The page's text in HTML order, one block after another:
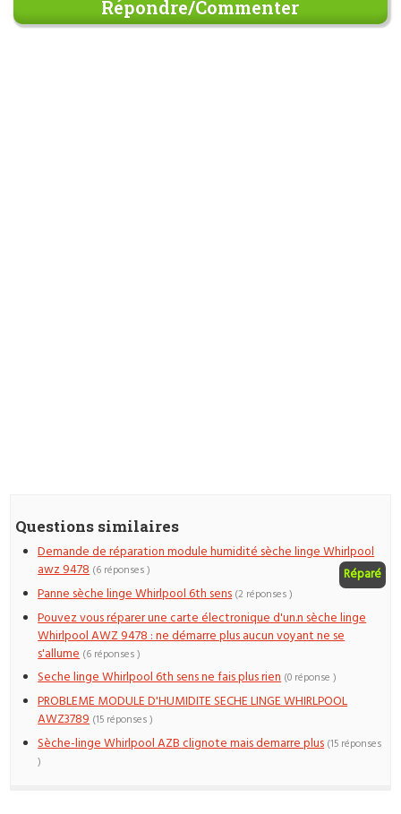
Répondre/Commenter
Questions similaires
Demande de réparation module humidité sèche linge Whirlpool
awz 9478
Réparé
(6 réponses )
Panne sèche linge Whirlpool 6th sens (2 réponses )
Pouvez vous réparer une carte électronique d'un.n sèche linge
Whirlpool AWZ 9478 : ne démarre plus aucun voyant ne se
s'allume (6 réponses )
Seche linge Whirlpool 6th sens ne fais plus rien (0 réponse )
PROBLEME MODULE D'HUMIDITE SECHE LINGE WHIRLPOOL
AWZ3789 (15 réponses )
Sèche-linge Whirlpool AZB clignote mais demarre plus (15 réponses
)